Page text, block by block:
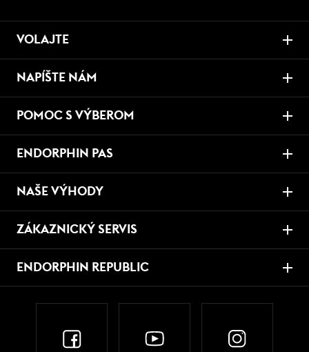
VOLAJTE
NAPÍŠTE NÁM
POMOC S VÝBEROM
ENDORPHIN PAS
NAŠE VÝHODY
ZÁKAZNICKÝ SERVIS
ENDORPHIN REPUBLIC